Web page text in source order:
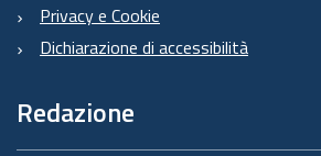
Privacy e Cookie
Dichiarazione di accessibilità
Redazione